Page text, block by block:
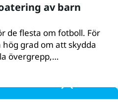
av barn
de flesta om fotboll. För
hög grad om att skydda
övergrepp,
form av exploatering.
nu kampanjen ”Ge
exploatering av barn”.